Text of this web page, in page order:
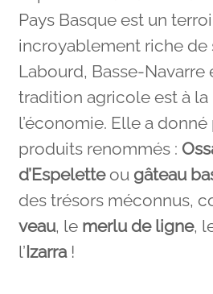
Pays Basque est un
incroyablement riche de
Labourd, Basse-Navarre
tradition agricole est à la
l’économie. Elle a
produits renommés :
d’Espeletteou gâteau
des trésors méconnus,
veau, le merlu de ligne,
l’Izarra!